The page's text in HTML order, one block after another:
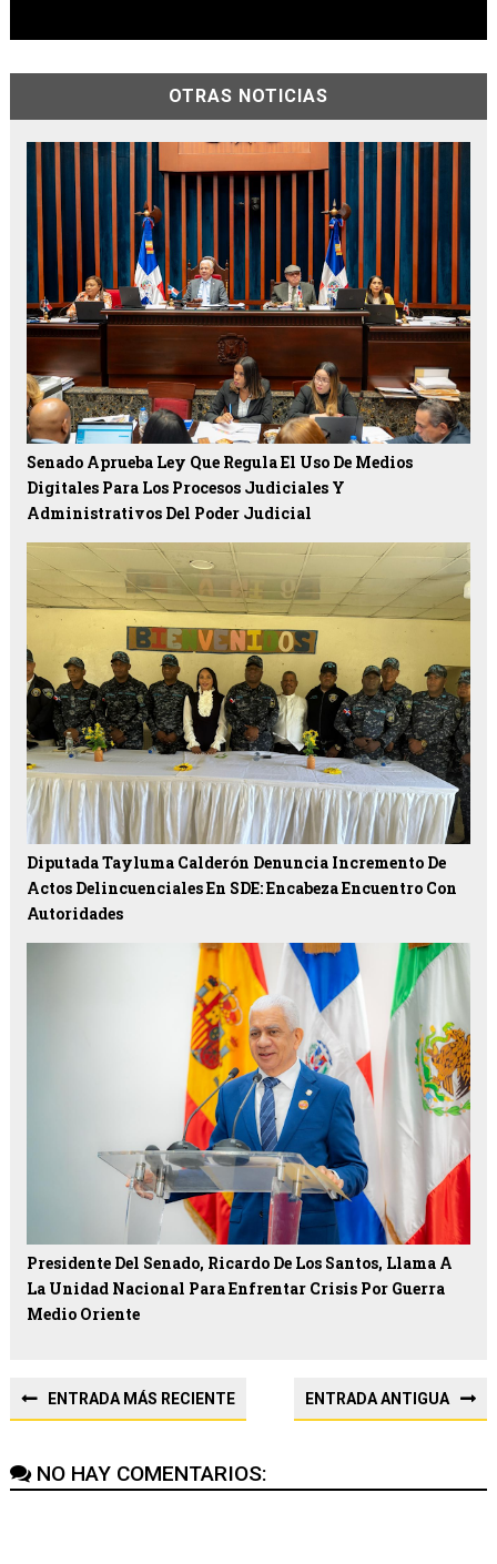
OTRAS NOTICIAS
Senado Aprueba Ley Que Regula El Uso De Medios
Digitales Para Los Procesos Judiciales Y
Administrativos Del Poder Judicial
Diputada Tayluma Calderón Denuncia Incremento De
Actos Delincuenciales En SDE: Encabeza Encuentro Con
Autoridades
Presidente Del Senado, Ricardo De Los Santos, Llama A
La Unidad Nacional Para Enfrentar Crisis Por Guerra
Medio Oriente
ENTRADA MÁS RECIENTE ENTRADA ANTIGUA
NO HAY COMENTARIOS: